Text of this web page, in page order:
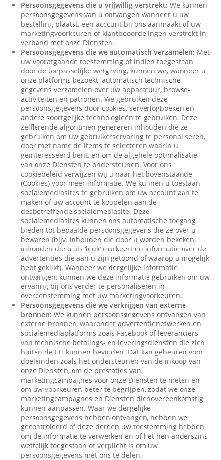
Persoonsgegevens die u vrijwillig verstrekt: We kunnen
persoonsgegevens van u ontvangen wanneer u uw
bestelling plaatst, een account bij ons aanmaakt of uw
marketingvoorkeuren of klantbeoordelingen verstrekt in
verband met onze Diensten.
Persoonsgegevens die we automatisch verzamelen: Met
uw voorafgaande toestemming of indien toegestaan
door de toepasselijke wetgeving, kunnen we, wanneer u
onze platforms bezoekt, automatisch technische
gegevens verzamelen over uw apparatuur, browse-
activiteiten en patronen. We gebruiken deze
persoonsgegevens door cookies, serverlogboeken en
andere soortgelijke technologieën te gebruiken. Deze
zelflerende algoritmen genereren inhouden die ze
gebruiken om uw gebruikerservaring te personaliseren,
door met name de items te selecteren waarin u
geïnteresseerd bent, en om de algehele optimalisatie
van onze Diensten te ondersteunen. Voor ons
cookiebeleid verwijzen wij u naar het bovenstaande
(Cookies) voor meer informatie. We kunnen u toestaan
socialemediasites te gebruiken om uw account aan te
maken of uw account te koppelen aan de
desbetreffende socialemediasite. Deze
socialemediasites kunnen ons automatische toegang
bieden tot bepaalde persoonsgegevens die ze over u
bewaren (bijv. inhouden die door u worden bekeken,
inhouden die u als ‘leuk’ markeert en informatie over de
advertenties die aan u zijn getoond of waarop u mogelijk
hebt geklikt). Wanneer we dergelijke informatie
ontvangen, kunnen we deze informatie gebruiken om uw
ervaring bij ons verder te personaliseren in
overeenstemming met uw marketingvoorkeuren.
Persoonsgegevens die we verkrijgen van externe
bronnen: We kunnen persoonsgegevens ontvangen van
externe bronnen, waaronder advertentienetwerken en
socialemediaplatforms zoals Facebook of leveranciers
van technische betalings- en leveringsdiensten die zich
buiten de EU kunnen bevinden. Dat kan gebeuren voor
doeleinden zoals het ondersteunen van de inkoop van
onze Diensten, om de prestaties van
marketingcampagnes voor onze Diensten te meten en
om uw voorkeuren beter te begrijpen, zodat we onze
marketingcampagnes en Diensten dienovereenkomstig
kunnen aanpassen. Waar we dergelijke
persoonsgegevens hebben ontvangen, hebben we
gecontroleerd of deze derden uw toestemming hebben
om de informatie te verwerken en of het hen anderszins
wettelijk toegestaan of verplicht is om uw
persoonsgegevens met ons te delen.